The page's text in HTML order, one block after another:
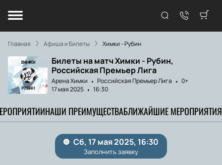
Главная Афиша и Билеты Химки - Рубин
Билеты на матч Химки - Рубин,
Российская Премьер Лига
Арена Химки Российская Премьер Лига
0+
17 мая 2025
16:30
НАШИ ПРЕИМУЩЕСТВАБЛИЖАЙШИЕ МЕРОПРИЯТИЯ